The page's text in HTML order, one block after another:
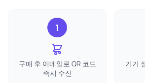
1
구매 후 이메일로 QR 코드
즉시 수신
기기